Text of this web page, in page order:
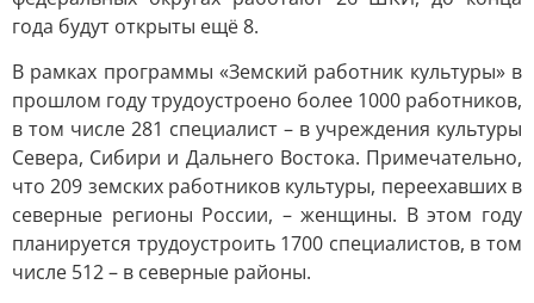
года будут открыты ещё 8.
В рамках программы «Земский работник культуры» в
прошлом году трудоустроено более 1000 работников,
в том числе 281 специалист – в учреждения культуры
Севера, Сибири и Дальнего Востока. Примечательно,
что 209 земских работников культуры, переехавших в
северные регионы России, – женщины. В этом году
планируется трудоустроить 1700 специалистов, в том
числе 512 – в северные районы.